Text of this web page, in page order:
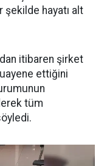
şekilde hayatı alt
itibaren şirket
ettiğini
tüm